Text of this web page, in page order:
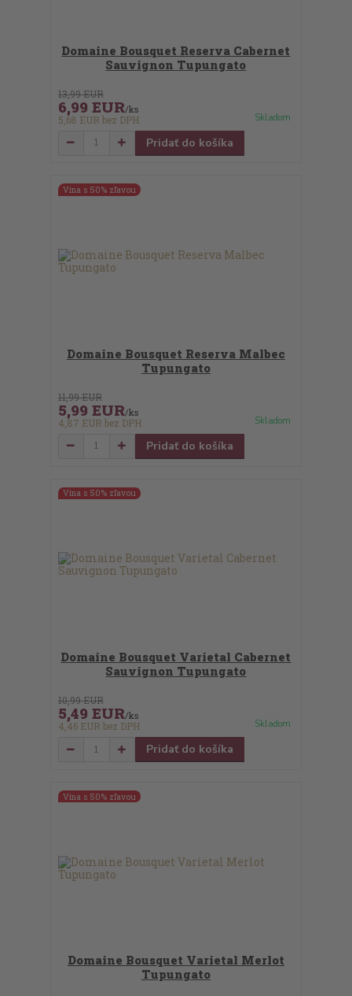
Domaine Bousquet Reserva Cabernet
Sauvignon Tupungato
13,99 EUR
6,99 EUR/ks
5,68 EUR bez DPH Skladom
Pridať do košíka
Vína s 50% zľavou
Domaine Bousquet Reserva Malbec
Tupungato
11,99 EUR
5,99 EUR/ks
4,87 EUR bez DPH Skladom
Pridať do košíka
Vína s 50% zľavou
Domaine Bousquet Varietal Cabernet
Sauvignon Tupungato
10,99 EUR
5,49 EUR/ks
4,46 EUR bez DPH Skladom
Pridať do košíka
Vína s 50% zľavou
Domaine Bousquet Varietal Merlot
Tupungato